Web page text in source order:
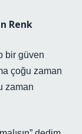
Renk
bir güven
çoğu zaman
zaman